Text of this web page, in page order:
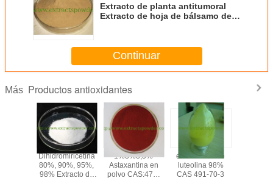
Extracto de planta antitumoral
Extracto de hoja de bálsamo de
Continuar
Más Productos antioxidantes
Dihidromiricetina
80%, 90%, 95%,
98% Extracto de
1%3%3,5%
Astaxantina en
polvo CAS:472-
el antioxidante
luteolina 98%
CAS 491-70-3